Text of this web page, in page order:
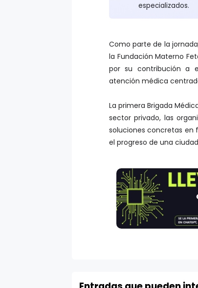
especializados.
Como parte de la
la Fundación Materno
por su contribución a
atención médica
La primera Brigada
sector privado, las
soluciones concretas en
el progreso de una